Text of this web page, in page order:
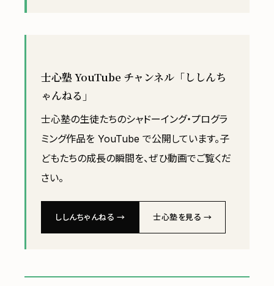
士心塾 YouTube チャンネル「ししんち
ゃんねる」
士心塾の生徒たちのシャドーイング・プログラ
ミング作品を YouTube で公開しています。子
どもたちの成長の瞬間を、ぜひ動画でご覧くだ
さい。
ししんちゃんねる → 士心塾を見る →